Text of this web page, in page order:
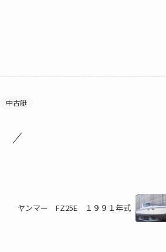
中古艇
ヤンマー FZ25E １９９１年式